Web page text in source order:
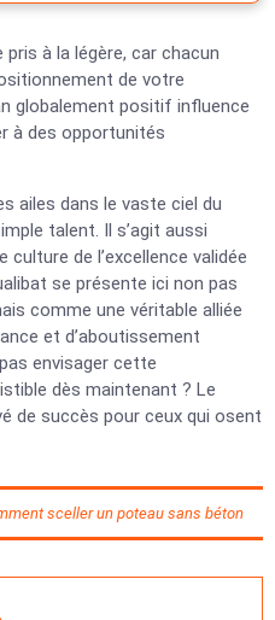
à la légère, car chacun
de votre
globalement positif influence
à des opportunités
ailes dans le vaste ciel du
talent. Il s’agit aussi
culture de l’excellence validée
se présente ici non pas
comme une véritable alliée
et d’aboutissement
envisager cette
dès maintenant ? Le
de succès pour ceux qui osent
sceller un poteau sans béton